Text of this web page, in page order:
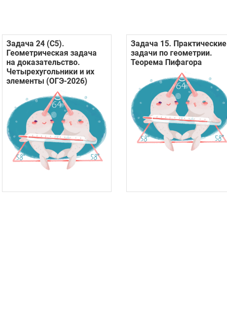
Задача 24 (С5).
Геометрическая задача
на доказательство.
Четырехугольники и их
элементы (ОГЭ-2026)
Задача 15. Практические
задачи по геометрии.
Теорема Пифагора